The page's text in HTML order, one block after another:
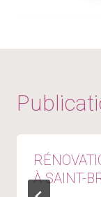
À SAINT-